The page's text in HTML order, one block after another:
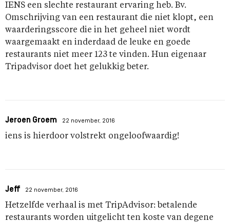
IENS een slechte restaurant ervaring heb. Bv.
Omschrijving van een restaurant die niet klopt, een
waarderingsscore die in het geheel niet wordt
waargemaakt en inderdaad de leuke en goede
restaurants niet meer 123 te vinden. Hun eigenaar
Tripadvisor doet het gelukkig beter.
Jeroen Groem 22 november, 2016
iens is hierdoor volstrekt ongeloofwaardig!
Jeff 22 november, 2016
Hetzelfde verhaal is met TripAdvisor: betalende
restaurants worden uitgelicht ten koste van degene